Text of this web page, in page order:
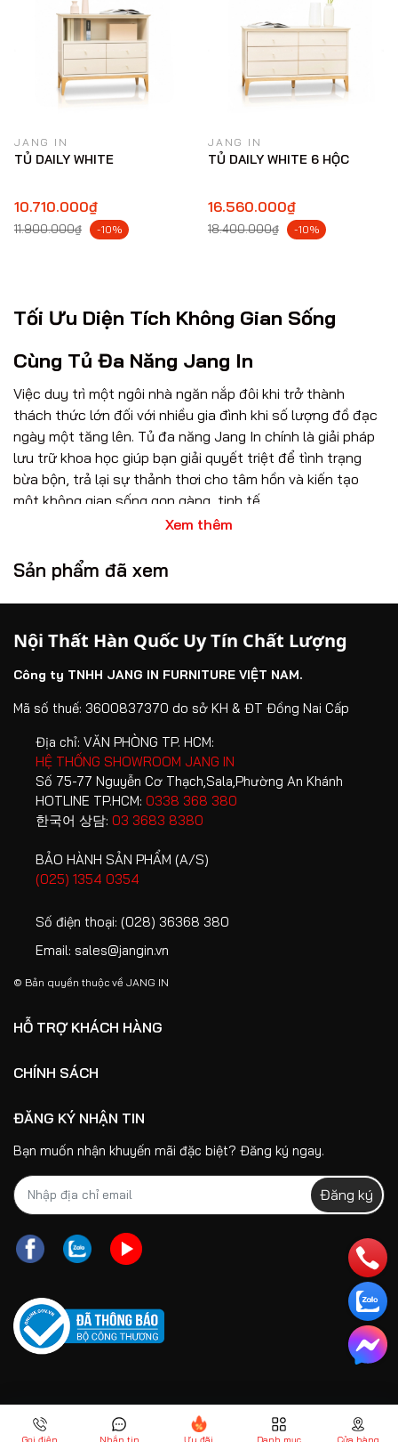
JANG IN
TỦ DAILY WHITE
10.710.000₫
11.900.000₫ -10%
JANG IN
TỦ DAILY WHITE 6 HỘC
16.560.000₫
18.400.000₫ -10%
Tối Ưu Diện Tích Không Gian Sống
Cùng Tủ Đa Năng Jang In
Việc duy trì một ngôi nhà ngăn nắp đôi khi trở thành
thách thức lớn đối với nhiều gia đình khi số lượng đồ đạc
ngày một tăng lên. Tủ đa năng Jang In chính là giải pháp
lưu trữ khoa học giúp bạn giải quyết triệt để tình trạng
bừa bộn, trả lại sự thảnh thơi cho tâm hồn và kiến tạo
một không gian sống gọn gàng, tinh tế.
Chất Hàn
dải thiết kế phong phú trải dài từ phong cách tối
giản đến cao cấp, sản phẩm dễ dàng tích hợp vào
mọi không gian từ sảnh, phòng khách đến phòng
trống một cách triệt để.
Nâng tầm thẩm mỹ tổ ấm:Áp dụng ngôn ngữ
thiết kế thanh lịch mang đậm hơi thở Hàn Quốc, các
sản phẩm tủ đa năng nhà Jang In không chỉ giúp
giấu đi những vật dụng cá nhân mà còn hòa hợp
nguồn cảm hứng sống mỗi ngày.
dụng:Được chế tác từ hệ thống chất liệu chọn lọc
trọn đời, sản phẩm mang lại sự an tâm tuyệt đối và
giá trị sử dụng bền vững theo thời gian.
Liên hệ ngay với Jang In để chọn lựa
hợp và bắt đầu hành trình vun vén sự gọn gàng cho tổ ấm
Xem thêm
Sản phẩm đã xem
Nội Thất Hàn Quốc Uy Tín Chất Lượng
Công ty TNHH JANG IN FURNITURE VIỆT NAM.
Mã số thuế: 3600837370 do sở KH & ĐT Đồng Nai Cấp
Địa chỉ: VĂN PHÒNG TP. HCM:
HỆ THỐNG SHOWROOM JANG IN
Số 75-77 Nguyễn Cơ Thạch,Sala,Phường An Khánh
HOTLINE TP.HCM: 0338 368 380
한국어 상담: 03 3683 8380
BẢO HÀNH SẢN PHẨM (A/S)
(025) 1354 0354
Số điện thoại: (028) 36368 380
Email: sales@jangin.vn
© Bản quyền thuộc về JANG IN
HỖ TRỢ KHÁCH HÀNG
CHÍNH SÁCH
ĐĂNG KÝ NHẬN TIN
Bạn muốn nhận khuyến mãi đặc biệt? Đăng ký ngay.
Đăng ký
Gọi điện Nhắn tin Ưu đãi Danh mục Cửa hàng